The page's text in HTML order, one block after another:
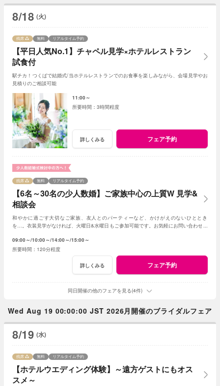
8/18 (火)
【平日人気No.1】チャペル見学×ホテルレストラン
試食付
残席 無料 リアルタイム予約
駅チカ！つくばで結婚式/当ホテルレストランでのお食事を楽しみながら、会場見学やお
見積りのご相談可能
11:00～
3時間程度
詳しくみる フェア予約
【6名～30名の少人数婚】ご家族中心の上質W 見学&
相談会
残席 無料 リアルタイム予約
和やかに過ごす大切なご家族、友人とのパーティーなど、かけがえのないひととき
を…。衣装見学がなければ、火曜日&水曜日もご参加可能です。お気軽にお問い合わせく
09:00～ 10:00～ 14:00～ 15:00～
120分程度
詳しくみる フェア予約
同日開催の他のフェアを見る(4件)
Wed Aug 19 00:00:00 JST 2026月開催のブライダルフェア
8/19 (水)
【ホテルウエディング体験】～遠方ゲストにもオス
スメ～
残席 無料 リアルタイム予約